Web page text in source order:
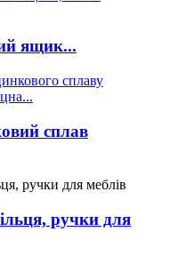
ящик...
сплав
ручки для